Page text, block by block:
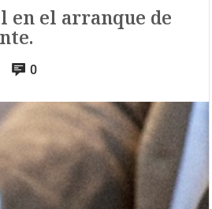
en el arranque de
0